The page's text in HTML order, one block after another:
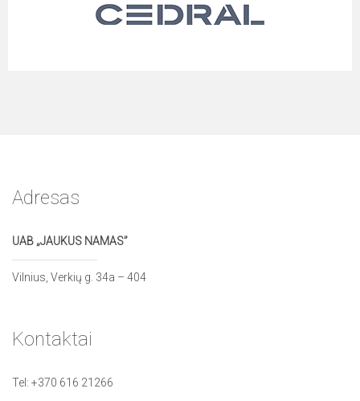
Adresas
UAB „JAUKUS NAMAS”
Vilnius, Verkių g. 34a – 404
Kontaktai
Tel: +370 616 21266